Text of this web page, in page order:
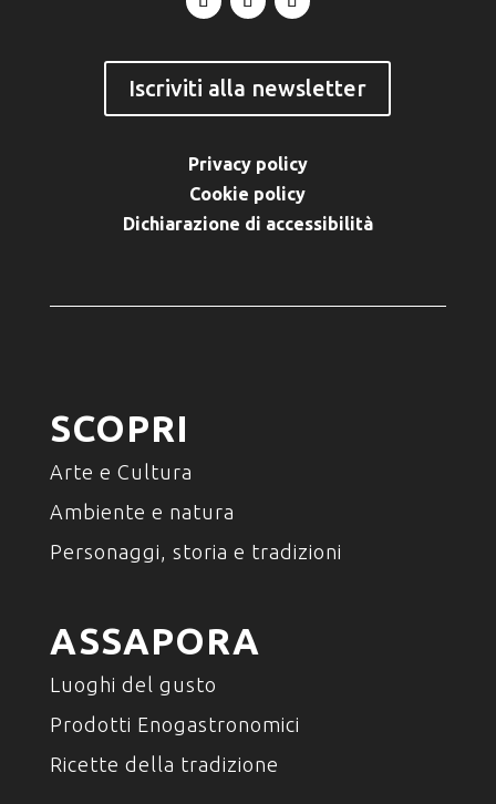
Iscriviti alla newsletter
Privacy policy
Cookie policy
Dichiarazione di accessibilità
SCOPRI
Arte e Cultura
Ambiente e natura
Personaggi, storia e tradizioni
ASSAPORA
Luoghi del gusto
Prodotti Enogastronomici
Ricette della tradizione